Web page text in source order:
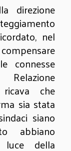
direzione
nel
connesse
che
sia stata
siano
abbiano
della